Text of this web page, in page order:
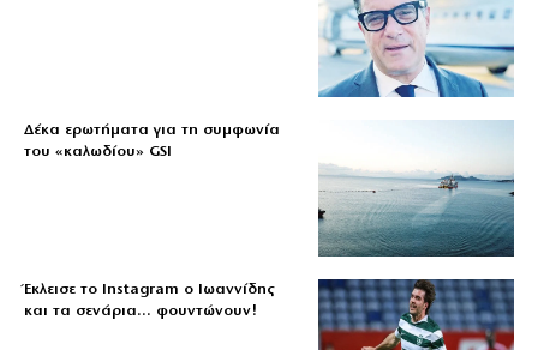
Δέκα ερωτήματα για τη συμφωνία
του «καλωδίου» GSI
Έκλεισε το Instagram ο Ιωαννίδης
και τα σενάρια… φουντώνουν!